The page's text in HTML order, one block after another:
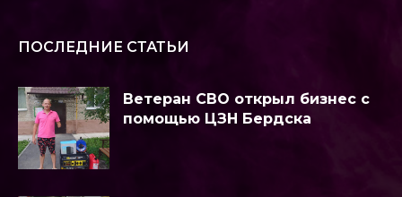
ПОСЛЕДНИЕ СТАТЬИ
Ветеран СВО открыл бизнес с
помощью ЦЗН Бердска